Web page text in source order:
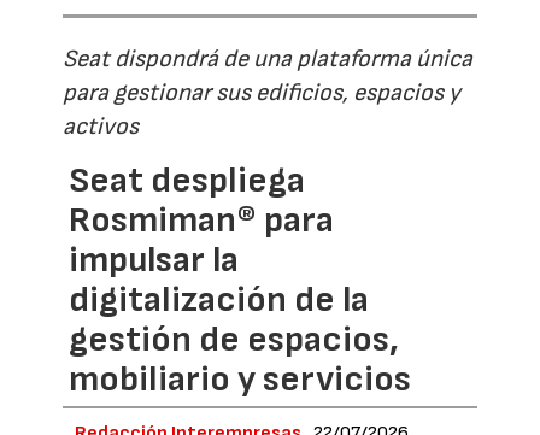
Seat dispondrá de una plataforma única
para gestionar sus edificios, espacios y
activos
Seat despliega
Rosmiman® para
impulsar la
digitalización de la
gestión de espacios,
mobiliario y servicios